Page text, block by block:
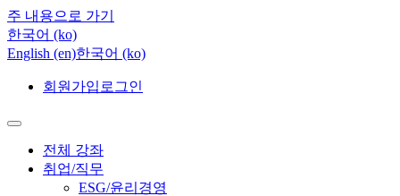
주 내용으로 가기
한국어 ‎(ko)‎
English ‎(en)‎한국어 ‎(ko)‎
회원가입 로그인
전체 강좌
취업/직무
ESG/윤리경영